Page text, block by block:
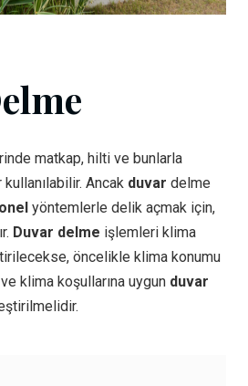
matkap, hilti ve bunlarla
Ancak duvar delme
yöntemlerle delik açmak için,
Duvar delme işlemleri klima
öncelikle klima konumu
klima koşullarına uygun duvar